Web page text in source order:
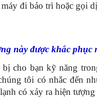
đi bảo trì hoặc gọi
này được khắc phục
cho bạn kỹ năng
tôi có nhắc đến
có xảy ra hiện tượng